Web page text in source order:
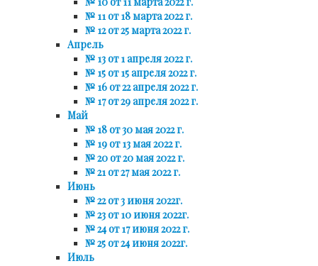
№ 11 от 18 марта 2022 г.
№ 12 от 25 марта 2022 г.
Апрель
№ 13 от 1 апреля 2022 г.
№ 15 от 15 апреля 2022 г.
№ 16 от 22 апреля 2022 г.
№ 17 от 29 апреля 2022 г.
Май
№ 18 от 30 мая 2022 г.
№ 19 от 13 мая 2022 г.
№ 20 от 20 мая 2022 г.
№ 21 от 27 мая 2022 г.
Июнь
№ 22 от 3 июня 2022г.
№ 23 от 10 июня 2022г.
№ 24 от 17 июня 2022 г.
№ 25 от 24 июня 2022г.
Июль